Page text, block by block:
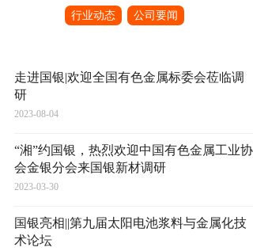
行业动态 公司要闻
走进国银|欢迎全国有色金属标委会莅临调
研
2023-08-04
“湘”约国银，热烈欢迎中国有色金属工业协
会金银分会来国银新材调研
2023-03-30
国银亮相||第九届太阳电池浆料与金属化技
术论坛